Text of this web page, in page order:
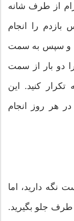
از طرف شانه
را انجام
و سپس به سمت
دو بار از سمت
تکرار کنید. این
هر روز انجام
نگه دارید، اما
طرف جلو بگیرید.